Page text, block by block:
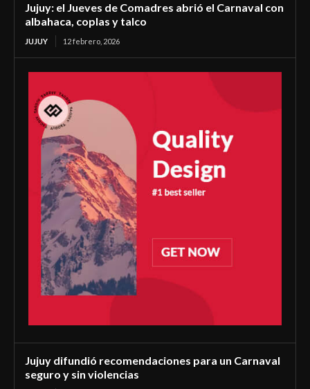
Jujuy: el Jueves de Comadres abrió el Carnaval con
albahaca, coplas y talco
JUJUY 12 febrero, 2026
Jujuy difundió recomendaciones para un Carnaval
seguro y sin violencias